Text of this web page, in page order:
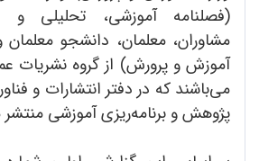
(فصلنامه آموزشی، تحلیلی و
مشاوران، معلمان، دانشجو معلمان
آموزش و پرورش) از گروه نشریات
می‌باشند که در دفتر انتشارات و
پژوهش و برنامه‌ریزی آموزشی